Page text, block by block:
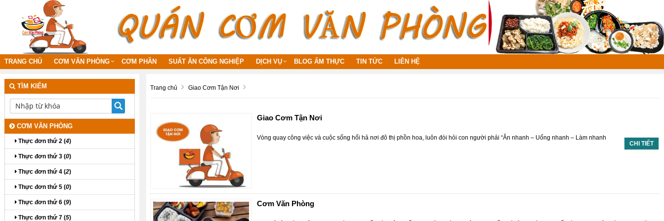
TRANG CHỦ CƠM VĂN PHÒNG CƠM PHẦN SUẤT ĂN CÔNG NGHIỆP DỊCH VỤ BLOG ẨM THỰC TIN TỨC LIÊN HỆ
Trang chủ Giao Cơm Tận Nơi
Giao Cơm Tận Nơi
Vòng quay công việc và cuộc sống hối hả nơi đô thị phồn hoa, luôn đòi hỏi con người phải “Ăn nhanh – Uống nhanh – Làm nhanh
CHI TIẾT
Cơm Văn Phòng
TÌM KIẾM
CƠM VĂN PHÒNG
Thực đơn thứ 2 (4)
Thực đơn thứ 3 (0)
Thực đơn thứ 4 (2)
Thực đơn thứ 5 (0)
Thực đơn thứ 6 (9)
Thực đơn thứ 7 (5)